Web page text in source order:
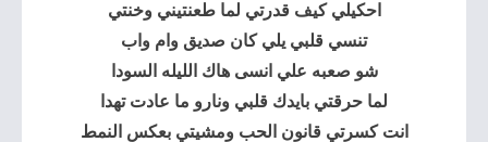
احكيلي كيف قدرتي لما طعنتيني وخنتي
تنسي قلبي يلي كان صديق وام واب
شو صعبه علي انسى هاك الليله السودا
لما حرقتي بايدك قلبي ونارو ما عادت تهدا
انت كسرتي قانون الحب ومشيتي بعكس النمط